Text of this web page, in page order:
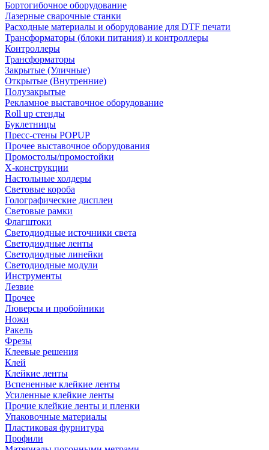
Бортогибочное оборудование
Лазерные сварочные станки
Расходные материалы и оборудование для DTF печати
Трансформаторы (блоки питания) и контроллеры
Контроллеры
Трансформаторы
Закрытые (Уличные)
Открытые (Внутренние)
Полузакрытые
Рекламное выставочное оборудование
Roll up стенды
Буклетницы
Пресс-стены POPUP
Прочее выставочное оборудования
Промостолы/промостойки
Х-конструкции
Настольные холдеры
Световые короба
Голографические дисплеи
Световые рамки
Флагштоки
Светодиодные источники света
Светодиодные ленты
Светодиодные линейки
Светодиодные модули
Инструменты
Лезвие
Прочее
Люверсы и пробойники
Ножи
Ракель
Фрезы
Клеевые решения
Клей
Клейкие ленты
Вспененные клейкие ленты
Усиленные клейкие ленты
Прочие клейкие ленты и пленки
Упаковочные материалы
Пластиковая фурнитура
Профили